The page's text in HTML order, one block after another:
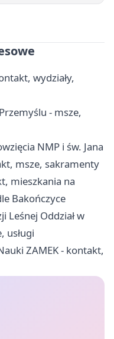
wydziały,
- msze,
NMP i św. Jana
msze, sakramenty
mieszkania na
Bakończyce
Leśnej Oddział w
usługi
ZAMEK - kontakt,